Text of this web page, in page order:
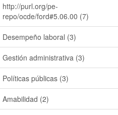
http://purl.org/pe-
repo/ocde/ford#5.06.00 (7)
Desempeño laboral (3)
Gestión administrativa (3)
Políticas públicas (3)
Amabilidad (2)